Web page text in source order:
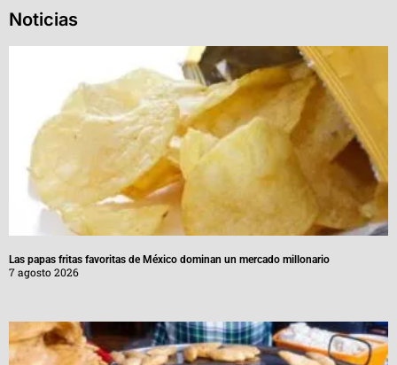
Noticias
Las papas fritas favoritas de México dominan un mercado millonario
7 agosto 2026